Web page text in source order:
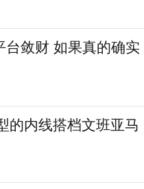
敛财 如果真的确实
的内线搭档文班亚马